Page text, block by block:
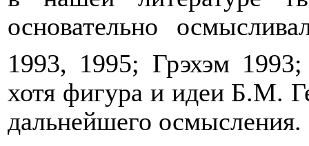
основательно
1993, 1995; Грэхэм
хотя фигура и идеи Б.М.
дальнейшего осмысления.